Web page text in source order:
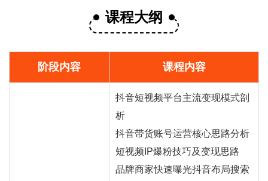
课程大纲
阶段内容 课程内容
抖音短视频平台主流变现模式剖
析
抖音带货账号运营核心思路分析
短视频IP爆粉技巧及变现思路
品牌商家快速曝光抖音布局搜索